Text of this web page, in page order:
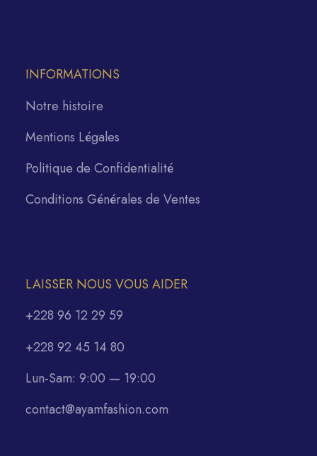
INFORMATIONS
Notre histoire
Mentions Légales
Politique de Confidentialité
Conditions Générales de Ventes
LAISSER NOUS VOUS AIDER
+228 96 12 29 59
+228 92 45 14 80
Lun-Sam: 9:00 — 19:00
contact@ayamfashion.com